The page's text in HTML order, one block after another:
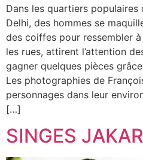
Dans les quartiers populaires
Delhi, des hommes se
des coiffes pour ressembler
les rues, attirent l’attention
gagner quelques pièces
Les photographies de
personnages dans leur
[…]
SINGES